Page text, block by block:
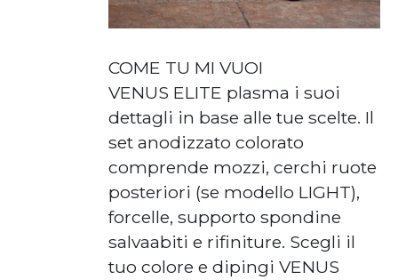
COME TU MI VUOI
VENUS ELITE plasma i suoi
dettagli in base alle tue scelte. Il
set anodizzato colorato
comprende mozzi, cerchi ruote
posteriori (se modello LIGHT),
forcelle, supporto spondine
salvaabiti e rifiniture. Scegli il
tuo colore e dipingi VENUS